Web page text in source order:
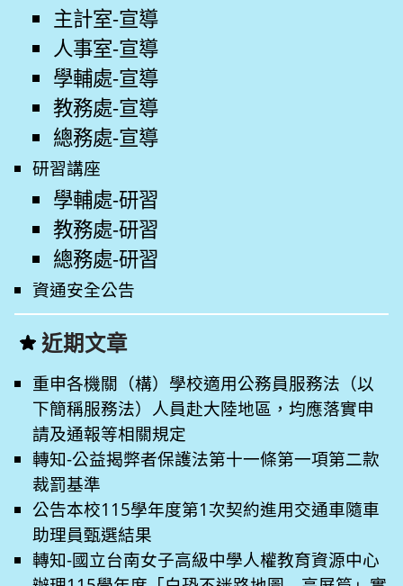
主計室-宣導
人事室-宣導
學輔處-宣導
教務處-宣導
總務處-宣導
研習講座
學輔處-研習
教務處-研習
總務處-研習
資通安全公告
近期文章
重申各機關（構）學校適用公務員服務法（以
下簡稱服務法）人員赴大陸地區，均應落實申
請及通報等相關規定
轉知-公益揭弊者保護法第十一條第一項第二款
裁罰基準
公告本校115學年度第1次契約進用交通車隨車
助理員甄選結果
轉知-國立台南女子高級中學人權教育資源中心